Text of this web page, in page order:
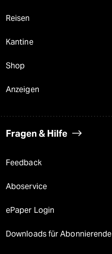
Reisen
Kantine
Shop
Anzeigen
Fragen & Hilfe
Feedback
Aboservice
ePaper Login
Downloads für Abonnierende